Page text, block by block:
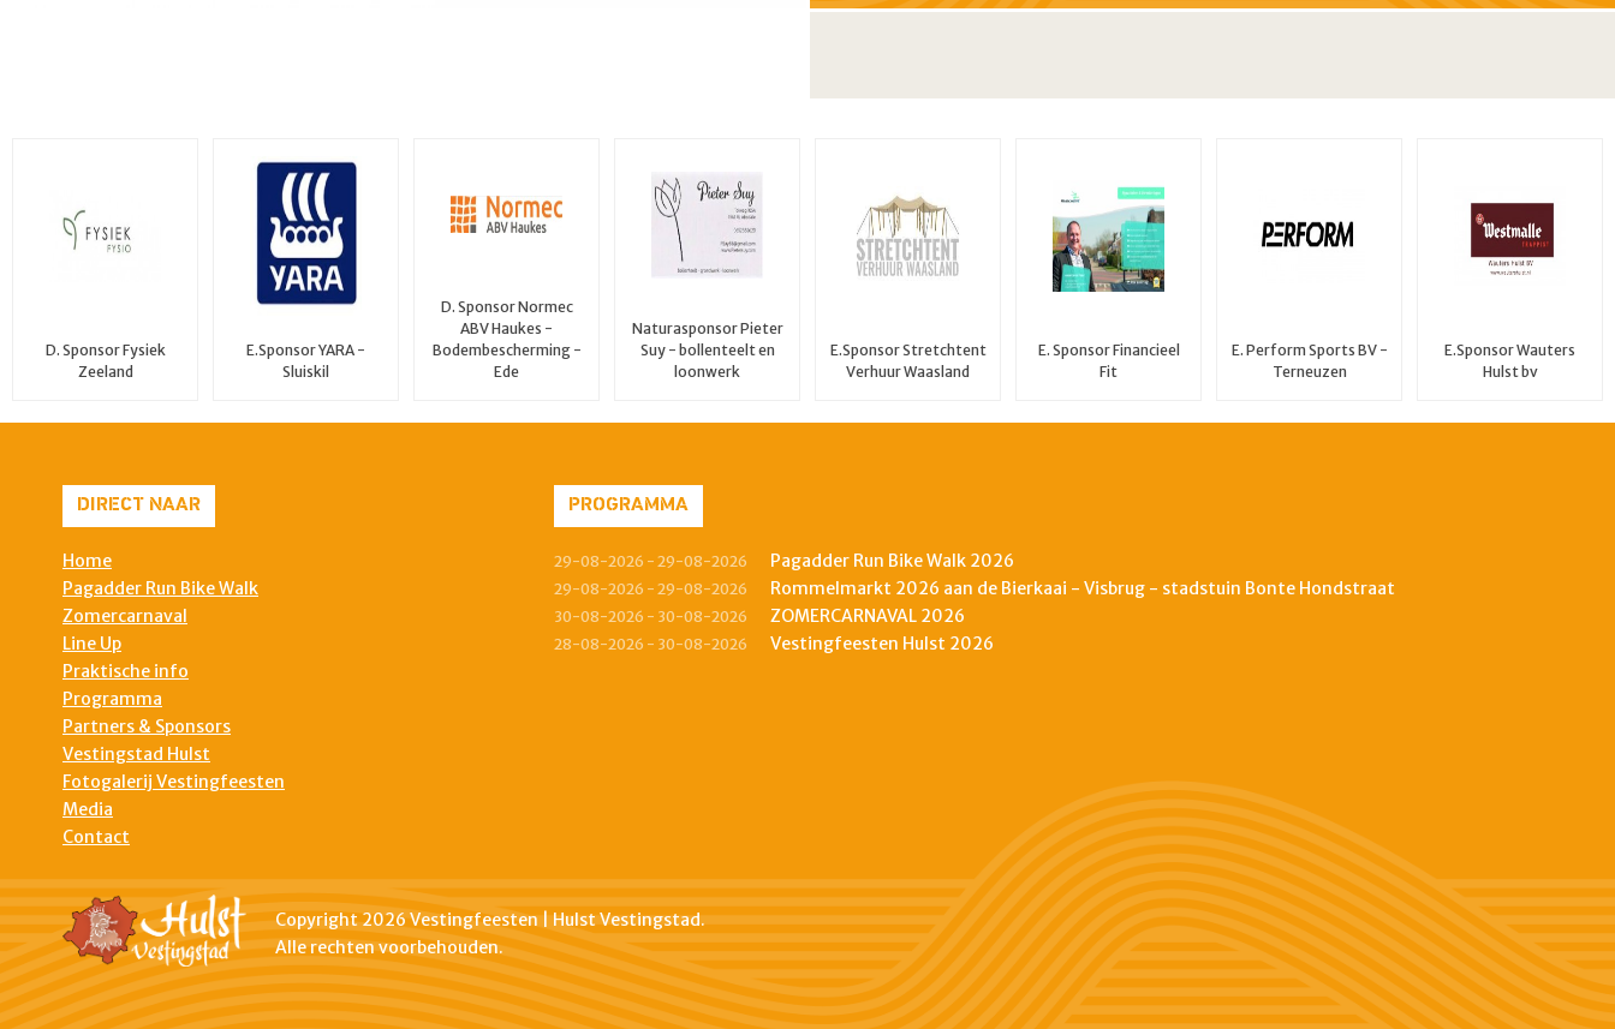
D. Sponsor Fysiek
Zeeland
E.Sponsor YARA -
Sluiskil
D. Sponsor Normec
ABV Haukes -
Bodembescherming -
Ede
Naturasponsor Pieter
Suy - bollenteelt en
loonwerk
E.Sponsor Stretchtent
Verhuur Waasland
E. Sponsor Financieel
Fit
E. Perform Sports BV -
Terneuzen
E.Sponsor Wauters
Hulst bv
DIRECT NAAR
Home
Pagadder Run Bike Walk
Zomercarnaval
Line Up
Praktische info
Programma
Partners & Sponsors
Vestingstad Hulst
Fotogalerij Vestingfeesten
Media
Contact
PROGRAMMA
29-08-2026 - 29-08-2026 Pagadder Run Bike Walk 2026
29-08-2026 - 29-08-2026 Rommelmarkt 2026 aan de Bierkaai - Visbrug - stadstuin Bonte Hondstraat
30-08-2026 - 30-08-2026 ZOMERCARNAVAL 2026
28-08-2026 - 30-08-2026 Vestingfeesten Hulst 2026
Copyright 2026 Vestingfeesten | Hulst Vestingstad.
Alle rechten voorbehouden.